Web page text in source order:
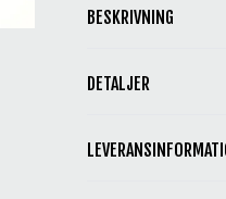
BESKRIVNING
DETALJER